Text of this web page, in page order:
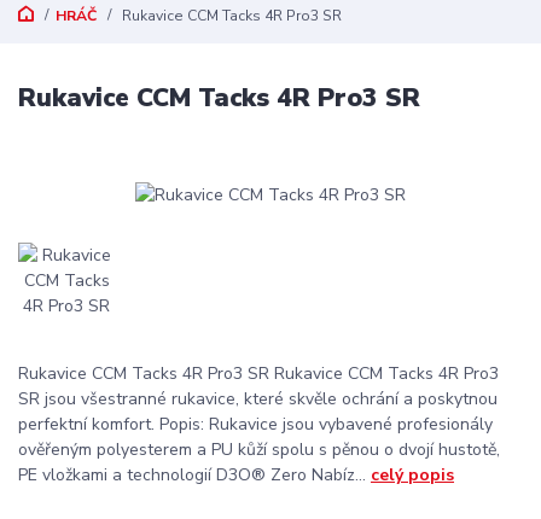
HRÁČ Rukavice CCM Tacks 4R Pro3 SR
Rukavice CCM Tacks 4R Pro3 SR
Rukavice CCM Tacks 4R Pro3 SR Rukavice CCM Tacks 4R Pro3
SR jsou všestranné rukavice, které skvěle ochrání a poskytnou
perfektní komfort. Popis: Rukavice jsou vybavené profesionály
ověřeným polyesterem a PU kůží spolu s pěnou o dvojí hustotě,
PE vložkami a technologií D3O® Zero Nabíz... celý popis